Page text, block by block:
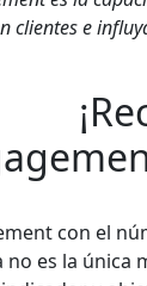
e
con el
es la